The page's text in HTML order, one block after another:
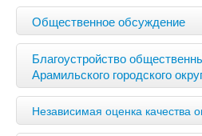
Общественное обсуждение
Благоустройство
Арамильского городского
Независимая оценка качества